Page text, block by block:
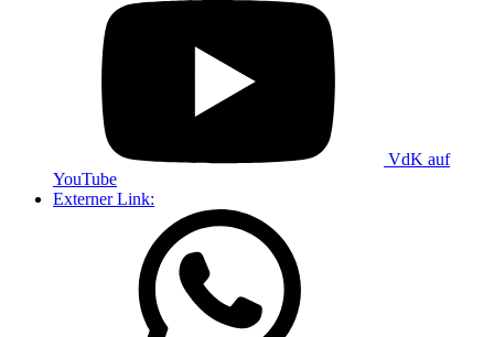
VdK auf
YouTube
Externer Link: